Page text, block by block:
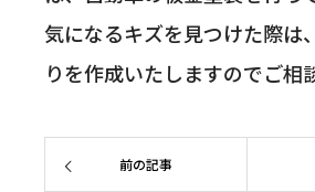
気になるキズを見つけた際は
りを作成いたしますのでご相
前の記事